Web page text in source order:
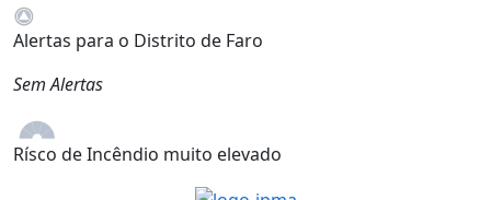
Alertas para o Distrito de Faro
Sem Alertas
Rísco de Incêndio muito elevado